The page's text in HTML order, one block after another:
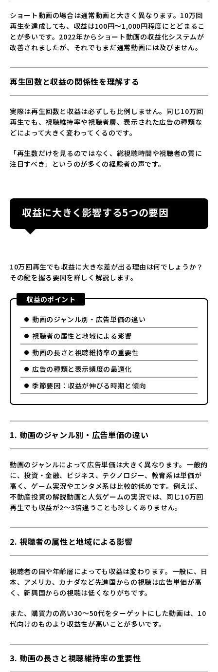
ショート動画の場合は通常動画と大きく異なります。10万回
再生を達成しても、収益は100円～1,000円程度にとどまるこ
とが多いです。2022年からショート動画の収益化システムが
改善されましたが、それでもまだ通常動画には及びません。
再生回数と収益の関係性を理解する
実際は再生回数と収益は必ずしも比例しません。同じ10万回
再生でも、視聴維持率や視聴者層、表示された広告の種類な
どによって大きく変わってくるのです。
「再生数だけを見るのではなく、総視聴時間や視聴者の質に
注目すべき」というのが多くの経験者の声です。
収益に大きく影響する5つの要因
10万回再生でも収益に大きな差が出る理由は何でしょうか？
その鍵を握る要因を詳しく解説します。
収益のポイント
動画のジャンル別・広告単価の違い
視聴者の属性と地域による影響
動画の長さと視聴維持率の重要性
広告の種類と表示頻度の最適化
季節要因：収益が伸びる時期と傾向
1. 動画のジャンル別・広告単価の違い
動画のジャンルによって広告単価は大きく異なります。一般的
に、投資・金融、ビジネス、テクノロジー、教育系は単価が
高く、ゲーム実況やエンタメ系は比較的低めです。例えば、
不動産投資の解説動画と人気ゲームの実況では、同じ10万回
再生でも収益が2～3倍違うことも珍しくありません。
2. 視聴者の属性と地域による影響
視聴者の国や年齢層によっても収益は変わります。一般に、日
本、アメリカ、カナダなど先進国からの視聴は広告単価が高
く、新興国からの視聴は低くなりがちです。
また、購買力の高い30～50代をターゲットにした動画は、10
代向けのものより収益性が高いことが多いです。
3. 動画の長さと視聴維持率の重要性